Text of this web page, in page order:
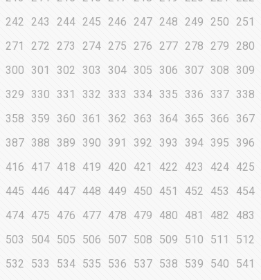
242 243 244 245 246 247 248 249 250 251
271 272 273 274 275 276 277 278 279 280
300 301 302 303 304 305 306 307 308 309
329 330 331 332 333 334 335 336 337 338
358 359 360 361 362 363 364 365 366 367
387 388 389 390 391 392 393 394 395 396
416 417 418 419 420 421 422 423 424 425
445 446 447 448 449 450 451 452 453 454
474 475 476 477 478 479 480 481 482 483
503 504 505 506 507 508 509 510 511 512
532 533 534 535 536 537 538 539 540 541